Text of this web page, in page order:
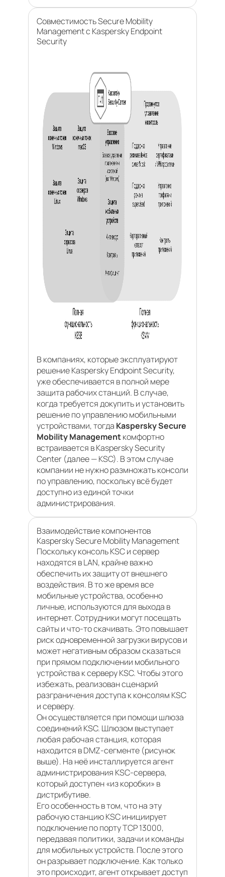
Совместимость Secure Mobility
Management с Kaspersky Endpoint
Security
В компаниях, которые эксплуатируют
решение Kaspersky Endpoint Security,
уже обеспечивается в полной мере
защита рабочих станций. В случае,
когда требуется докупить и установить
решение по управлению мобильными
устройствами, тогда Kaspersky Secure
Mobility Managementкомфортно
встраивается в Kaspersky Security
Center (далее — KSC). В этом случае
компании не нужно размножать консоли
по управлению, поскольку всё будет
доступно из единой точки
администрирования.
Взаимодействие компонентов
Kaspersky Secure Mobility Management
Поскольку консоль KSC и сервер
находятся в LAN, крайне важно
обеспечить их защиту от внешнего
воздействия. В то же время все
мобильные устройства, особенно
личные, используются для выхода в
интернет. Сотрудники могут посещать
сайты и что-то скачивать. Это повышает
риск одновременной загрузки вирусов и
может негативным образом сказаться
при прямом подключении мобильного
устройства к серверу KSC. Чтобы этого
избежать, реализован сценарий
разграничения доступа к консолям KSC
и серверу.
Он осуществляется при помощи шлюза
соединений KSC. Шлюзом выступает
любая рабочая станция, которая
находится в DMZ-сегменте (рисунок
выше). На неё инсталлируется агент
администрирования KSC-сервера,
который доступен «из коробки» в
дистрибутиве.
Его особенность в том, что на эту
рабочую станцию KSC инициирует
подключение по порту TCP 13000,
передавая политики, задачи и команды
для мобильных устройств. После этого
он разрывает подключение. Как только
это происходит, агент открывает доступ